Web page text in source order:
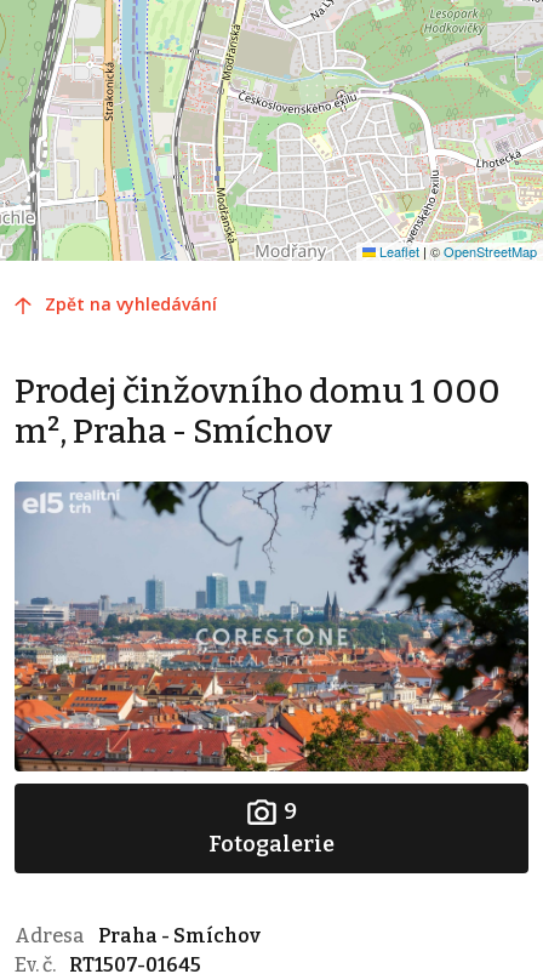
Leaflet |©OpenStreetMap
Zpět na vyhledávání
Prodej činžovního domu 1 000
m², Praha - Smíchov
9
Fotogalerie
Adresa
Praha - Smíchov
Ev. č.
RT1507-01645